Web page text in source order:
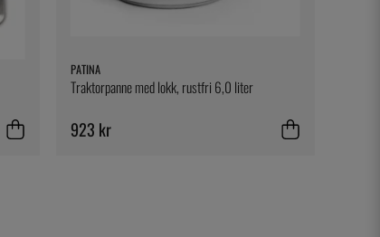
PATINA
Traktorpanne med lokk, rustfri 6,0 liter
923 kr